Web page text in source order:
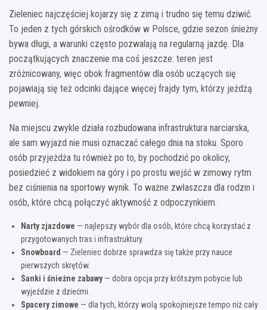
Zieleniec najczęściej kojarzy się z zimą i trudno się temu dziwić.
To jeden z tych górskich ośrodków w Polsce, gdzie sezon śnieżny
bywa długi, a warunki często pozwalają na regularną jazdę. Dla
początkujących znaczenie ma coś jeszcze: teren jest
zróżnicowany, więc obok fragmentów dla osób uczących się
pojawiają się też odcinki dające więcej frajdy tym, którzy jeżdżą
pewniej.
Na miejscu zwykle działa rozbudowana infrastruktura narciarska,
ale sam wyjazd nie musi oznaczać całego dnia na stoku. Sporo
osób przyjeżdża tu również po to, by pochodzić po okolicy,
posiedzieć z widokiem na góry i po prostu wejść w zimowy rytm
bez ciśnienia na sportowy wynik. To ważne zwłaszcza dla rodzin i
osób, które chcą połączyć aktywność z odpoczynkiem.
Narty zjazdowe — najlepszy wybór dla osób, które chcą korzystać z
przygotowanych tras i infrastruktury.
Snowboard — Zieleniec dobrze sprawdza się także przy nauce
pierwszych skrętów.
Sanki i śnieżne zabawy— dobra opcja przy krótszym pobycie lub
wyjeździe z dziećmi.
Spacery zimowe — dla tych, którzy wolą spokojniejsze tempo niż cały